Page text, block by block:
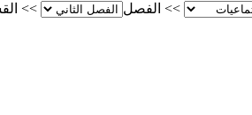
>> الفصل >>